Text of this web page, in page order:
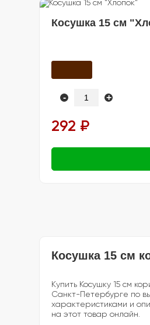
Косушка 15 см
- +
292 ₽
Косушка 15 см
Купить Косушку 15 см
Санкт-Петербурге по
характеристиками и
на этот товар онлайн.